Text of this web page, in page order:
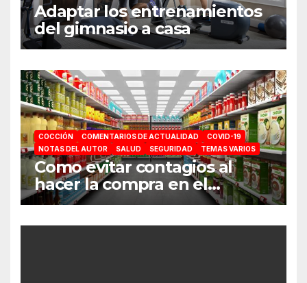
Adaptar los entrenamientos
del gimnasio a casa
COCCIÓN COMENTARIOS DE ACTUALIDAD
COVID-19
NOTAS DEL AUTOR
SALUD SEGURIDAD TEMAS VARIOS
Como evitar contagios al
hacer la compra en el
supermercado